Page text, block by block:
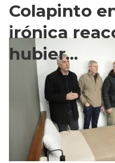
Colapinto
irónica
hubier...